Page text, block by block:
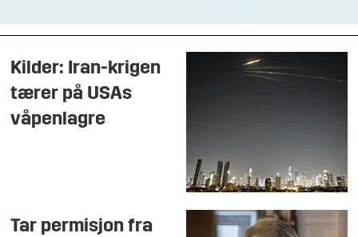
Kilder: Iran-krigen
tærer på USAs
våpenlagre
Tar permisjon fra